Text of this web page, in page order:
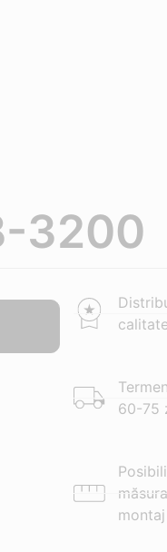
3200
60-75
montaj